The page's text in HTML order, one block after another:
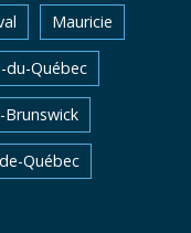
Mauricie
du-Québec
Brunswick
Québec